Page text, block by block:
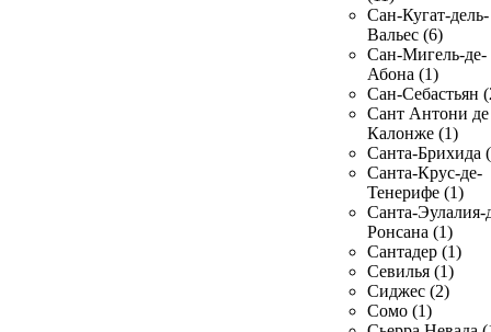
Сан-Кугат-дель-
Вальес (6)
Сан-Мигель-де-
Абона (1)
Сан-Себастьян
Сант Антони де
Калонже (1)
Санта-Брихида
Санта-Крус-де-
Тенерифе (1)
Санта-Эулалия-
Ронсана (1)
Сантадер (1)
Севилья (1)
Сиджес (2)
Сомо (1)